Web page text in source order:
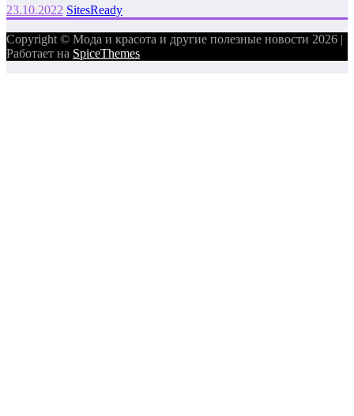
23.10.2022 SitesReady
Copyright © Мода и красота и другие полезные новости 2026 |
Работает на SpiceThemes